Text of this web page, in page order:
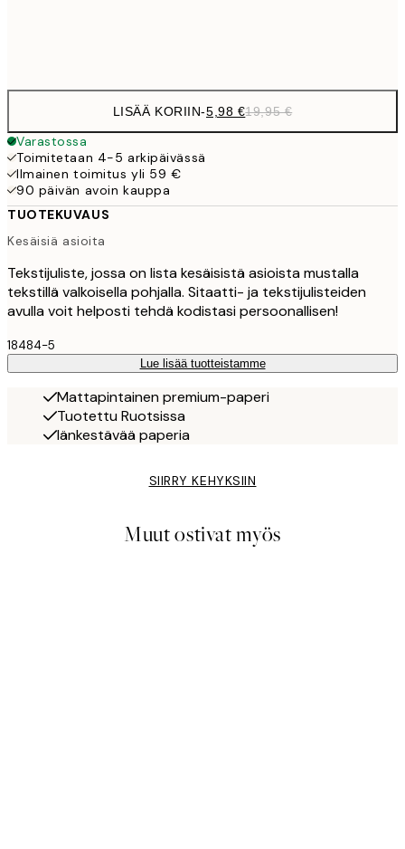
LISÄÄ KORIIN-5,98 €19,95 €
Varastossa
Toimitetaan 4-5 arkipäivässä
Ilmainen toimitus yli 59 €
90 päivän avoin kauppa
TUOTEKUVAUS
Kesäisiä asioita
Tekstijuliste, jossa on lista kesäisistä asioista mustalla
tekstillä valkoisella pohjalla. Sitaatti- ja tekstijulisteiden
avulla voit helposti tehdä kodistasi persoonallisen!
18484-5
Lue lisää tuotteistamme
Mattapintainen premium-paperi
Tuotettu Ruotsissa
Iänkestävää paperia
SIIRRY KEHYKSIIN
Muut ostivat myös